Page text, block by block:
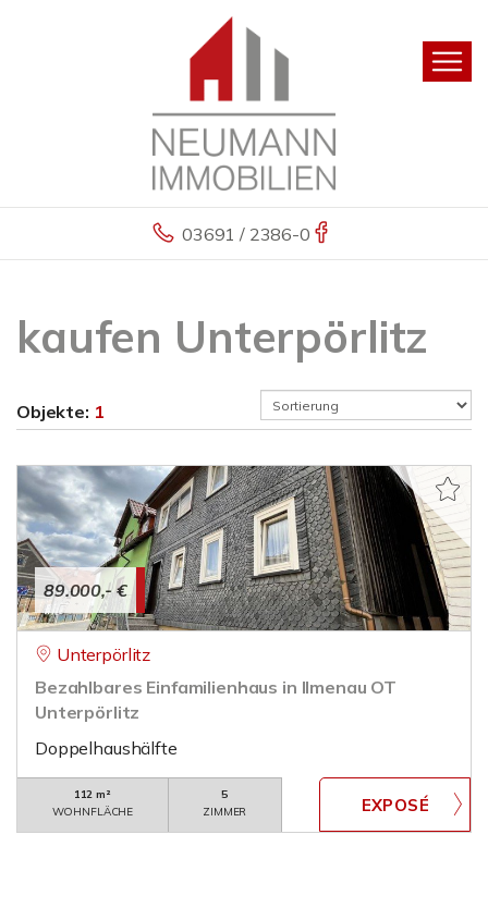
03691 / 2386-0
kaufen Unterpörlitz
Objekte: 1
89.000,- €
Unterpörlitz
Bezahlbares Einfamilienhaus in Ilmenau OT
Unterpörlitz
Doppelhaushälfte
112 m²
WOHNFLÄCHE
5
ZIMMER